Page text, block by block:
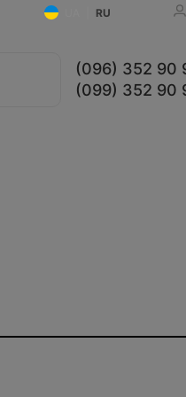
RU
(096) 352 90
(099) 352 90